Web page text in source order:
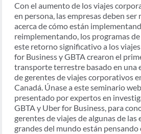
Con el aumento de los viajes
en persona, las empresas deben ser
acerca de cómo están
reimplementando, los programas
este retorno significativo a los
for Business y GBTA crearon el
transporte terrestre basado en una
de gerentes de viajes corporativos
Canadá. Únase a este seminario
presentado por expertos en
GBTA y Uber for Business, para
gerentes de viajes de algunas de las
grandes del mundo están pensando